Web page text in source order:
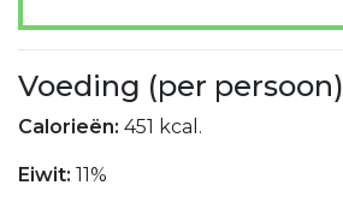
Voeding (per persoon)
Calorieën: 451 kcal.
Eiwit: 11%